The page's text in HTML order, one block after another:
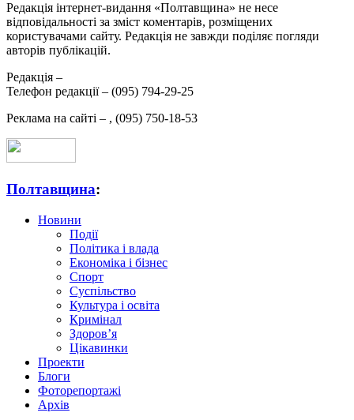
Редакція інтернет-видання «Полтавщина» не несе
відповідальності за зміст коментарів, розміщених
користувачами сайту. Редакція не завжди поділяє погляди
авторів публікацій.
Редакція –
Телефон редакції – (095) 794-29-25
Реклама на сайті – , (095) 750-18-53
Полтавщина:
Новини
Події
Політика і влада
Економіка і бізнес
Спорт
Суспільство
Культура і освіта
Кримінал
Здоров’я
Цікавинки
Проекти
Блоги
Фоторепортажі
Архів